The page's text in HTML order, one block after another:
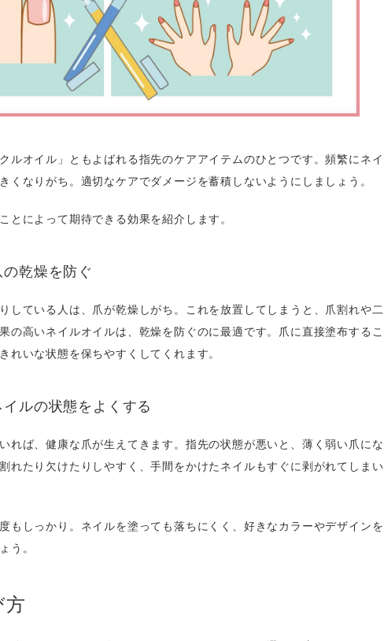
ルオイル」ともよばれる指先のケアアイテムのひとつです。頻繁にネイ
くなりがち。適切なケアでダメージを蓄積しないようにしましょう。
とによって期待できる効果を紹介します。
乾燥を防ぐ
している人は、爪が乾燥しがち。これを放置してしまうと、爪割れや二
の高いネイルオイルは、乾燥を防ぐのに最適です。爪に直接塗布するこ
れいな状態を保ちやすくしてくれます。
ルの状態をよくする
れば、健康な爪が生えてきます。指先の状態が悪いと、薄く弱い爪にな
れたり欠けたりしやすく、手間をかけたネイルもすぐに剥がれてしまい
もしっかり。ネイルを塗っても落ちにくく、好きなカラーやデザインを
う。
方